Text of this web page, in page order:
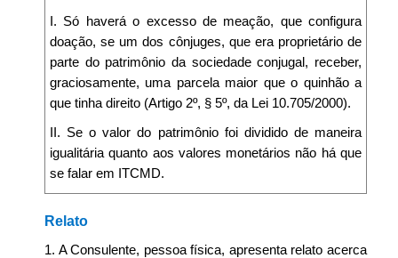
I. Só haverá o excesso de meação, que configura
doação, se um dos cônjuges, que era proprietário de
parte do patrimônio da sociedade conjugal, receber,
graciosamente, uma parcela maior que o quinhão a
que tinha direito (Artigo 2º, § 5º, da Lei 10.705/2000).
II. Se o valor do patrimônio foi dividido de maneira
igualitária quanto aos valores monetários não há que
se falar em ITCMD.
Relato
1. A Consulente, pessoa física, apresenta relato acerca